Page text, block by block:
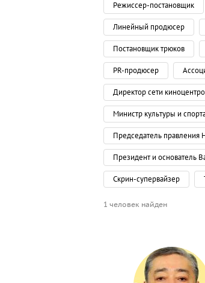
Режиссер-постановщик
Линейный продюсер
Постановщик трюков
PR-продюсер
Директор сети
Министр культуры и
Председатель правления
Президент и основатель
Скрин-супервайзер
1 человек найден